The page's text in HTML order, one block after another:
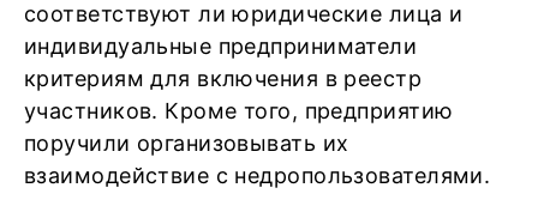
соответствуют ли юридические лица и
индивидуальные предприниматели
критериям для включения в реестр
участников. Кроме того, предприятию
поручили организовывать их
взаимодействие с недропользователями.